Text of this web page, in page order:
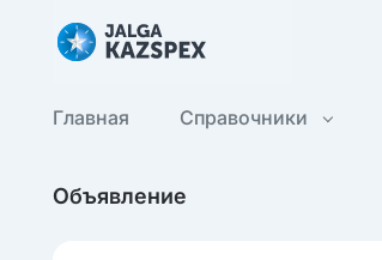
Главная Справочники
Объявление